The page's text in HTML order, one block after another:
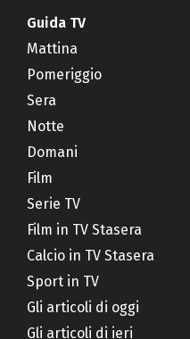
Guida TV
Mattina
Pomeriggio
Sera
Notte
Domani
Film
Serie TV
Film in TV Stasera
Calcio in TV Stasera
Sport in TV
Gli articoli di oggi
Gli articoli di ieri